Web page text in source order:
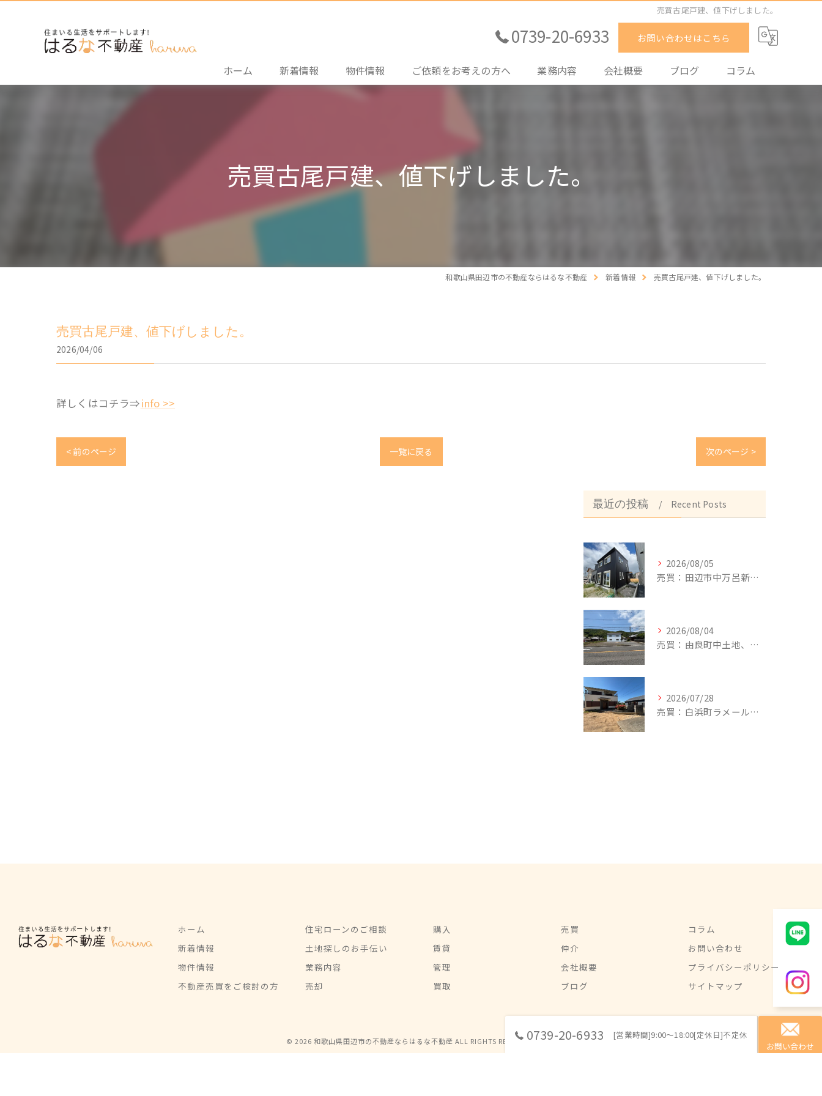
売買古尾戸建、値下げしました。
0739-20-6933 お問い合わせはこちら
ホーム 新着情報 物件情報
売買その他情報
賃貸情報
ご依頼をお考えの方へ
土地探しのお手伝い
業務内容
賃貸
仲介
会社概要 ブログ コラム
売買古尾戸建、値下げしました。
和歌山県田辺市の不動産ならはるな不動産 新着情報 売買古尾戸建、値下げしました。
売買古尾戸建、値下げしました。
2026/04/06
詳しくはコチラ⇒info >>
< 前のページ 一覧に戻る 次のページ >
最近の投稿 Recent Posts
2026/08/05
売買：田辺市中万呂新築建売住宅、新規追加しました。
2026/08/04
売買：由良町中土地、値下げしました。
2026/07/28
売買：白浜町ラメール戸建②、値下げしました。
0739-20-6933
[営業時間]9:00～18:00[定休日]不定休
お問い合わせ
ホーム
新着情報
物件情報
不動産売買をご検討の方
住宅ローンのご相談
土地探しのお手伝い
業務内容
売却
購入
賃貸
管理
買取
売買
仲介
会社概要
ブログ
コラム
お問い合わせ
プライバシーポリシー
サイトマップ
© 2026 和歌山県田辺市の不動産ならはるな不動産 ALL RIGHTS RESERVED.